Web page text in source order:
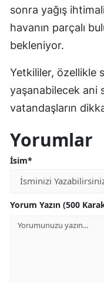
sonra yağış
havanın parçalı
bekleniyor.
Yetkililer, özellikle
yaşanabilecek ani
vatandaşların
Yorumlar
İsim*
Yorum Yazın (500